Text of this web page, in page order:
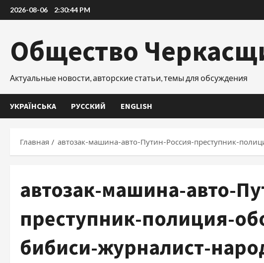
Перейти
к
2026-08-06 2:30:45 PM
Общество
Актуальные новости, авторские статьи, темы для обсуждения
УКРАЇНСЬКА РУССКИЙ ENGLISH
Главная автозак-машина-авто-Путин-Россия-преступник-
автозак-машина-авто-
преступник-полиция-
бибиси-журналист-